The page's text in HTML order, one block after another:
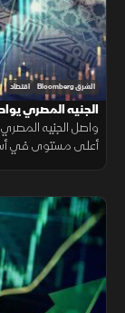
الشرق Bloomberg اقتصاد
نقطة
واصل الجنيه
أعلى مستوى في